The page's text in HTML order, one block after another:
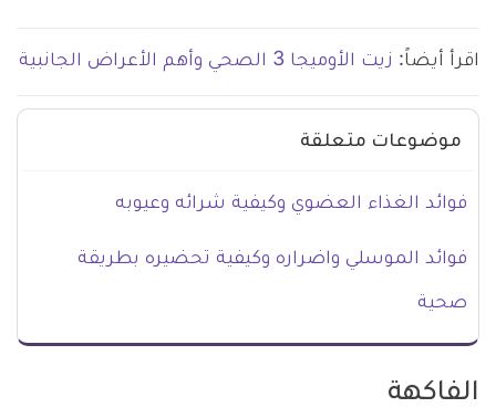
اقرأ أيضاً: زيت الأوميجا 3 الصحي وأهم الأعراض الجانبية
موضوعات متعلقة
فوائد الغذاء العضوي وكيفية شرائه وعيوبه
فوائد الموسلي واضراره وكيفية تحضيره بطريقة
صحية
الفاكهة